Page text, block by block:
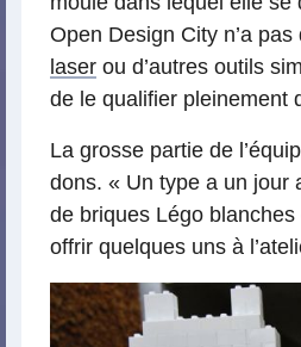
Open Design City n’a pas
laser ou d’autres outils
de le qualifier pleinement
La grosse partie de
dons. « Un type a un jour
de briques Légo blanches
offrir quelques uns à